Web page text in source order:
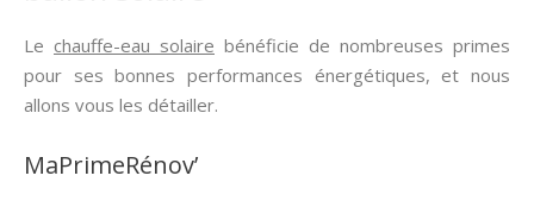
Le chauffe-eau solaire bénéficie de nombreuses primes
pour ses bonnes performances énergétiques, et nous
allons vous les détailler.
MaPrimeRénov’